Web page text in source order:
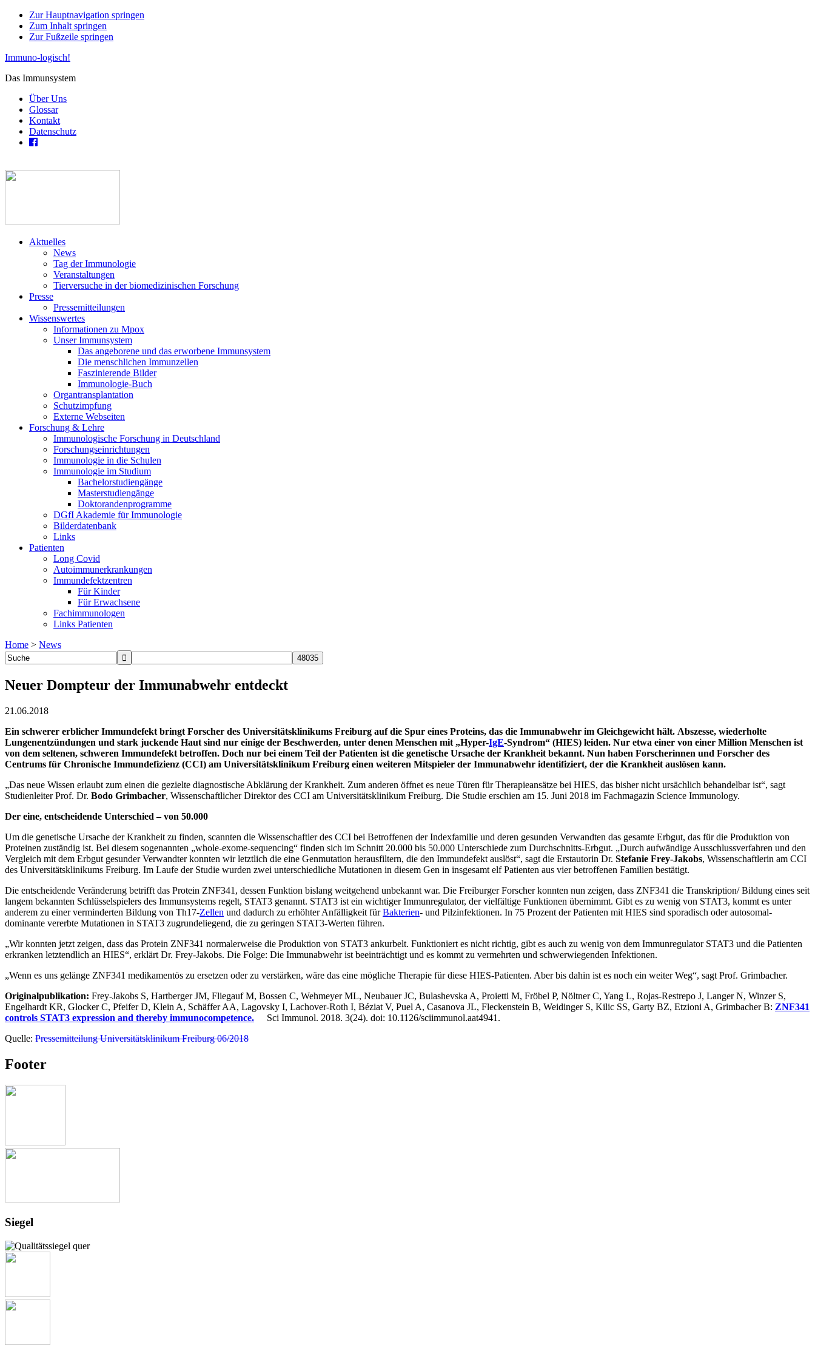
Zur Hauptnavigation springen
Zum Inhalt springen
Zur Fußzeile springen
Immuno-logisch!
Das Immunsystem
Über Uns
Glossar
Kontakt
Datenschutz
Aktuelles
News
Tag der Immunologie
Veranstaltungen
Tierversuche in der biomedizinischen Forschung
Presse
Pressemitteilungen
Wissenswertes
Informationen zu Mpox
Unser Immunsystem
Das angeborene und das erworbene Immunsystem
Die menschlichen Immunzellen
Faszinierende Bilder
Immunologie-Buch
Organtransplantation
Schutzimpfung
Externe Webseiten
Forschung & Lehre
Immunologische Forschung in Deutschland
Forschungseinrichtungen
Immunologie in die Schulen
Immunologie im Studium
Bachelorstudiengänge
Masterstudiengänge
Doktorandenprogramme
DGfI Akademie für Immunologie
Bilderdatenbank
Links
Patienten
Long Covid
Autoimmunerkrankungen
Immundefektzentren
Für Kinder
Für Erwachsene
Fachimmunologen
Links Patienten
Home > News
Neuer Dompteur der Immunabwehr entdeckt
21.06.2018
Ein schwerer erblicher Immundefekt bringt Forscher des Universitätsklinikums Freiburg auf die Spur eines Proteins, das die Immunabwehr im Gleichgewicht hält. Abszesse, wiederholte
Lungenentzündungen und stark juckende Haut sind nur einige der Beschwerden, unter denen Menschen mit „Hyper-IgE-Syndrom“ (HIES) leiden. Nur etwa einer von einer Million Menschen ist
von dem seltenen, schweren Immundefekt betroffen. Doch nur bei einem Teil der Patienten ist die genetische Ursache der Krankheit bekannt. Nun haben Forscherinnen und Forscher des
Centrums für Chronische Immundefizienz (CCI) am Universitätsklinikum Freiburg einen weiteren Mitspieler der Immunabwehr identifiziert, der die Krankheit auslösen kann.
„Das neue Wissen erlaubt zum einen die gezielte diagnostische Abklärung der Krankheit. Zum anderen öffnet es neue Türen für Therapieansätze bei HIES, das bisher nicht ursächlich behandelbar ist“, sagt
Studienleiter Prof. Dr. Bodo Grimbacher, Wissenschaftlicher Direktor des CCI am Universitätsklinikum Freiburg. Die Studie erschien am 15. Juni 2018 im Fachmagazin Science Immunology.
Der eine, entscheidende Unterschied – von 50.000
Um die genetische Ursache der Krankheit zu finden, scannten die Wissenschaftler des CCI bei Betroffenen der Indexfamilie und deren gesunden Verwandten das gesamte Erbgut, das für die Produktion von
Proteinen zuständig ist. Bei diesem sogenannten „whole-exome-sequencing“ finden sich im Schnitt 20.000 bis 50.000 Unterschiede zum Durchschnitts-Erbgut. „Durch aufwändige Ausschlussverfahren und den
Vergleich mit dem Erbgut gesunder Verwandter konnten wir letztlich die eine Genmutation herausfiltern, die den Immundefekt auslöst“, sagt die Erstautorin Dr. Stefanie Frey-Jakobs, Wissenschaftlerin am CCI
des Universitätsklinikums Freiburg. Im Laufe der Studie wurden zwei unterschiedliche Mutationen in diesem Gen in insgesamt elf Patienten aus vier betroffenen Familien bestätigt.
Die entscheidende Veränderung betrifft das Protein ZNF341, dessen Funktion bislang weitgehend unbekannt war. Die Freiburger Forscher konnten nun zeigen, dass ZNF341 die Transkription/ Bildung eines seit
langem bekannten Schlüsselspielers des Immunsystems regelt, STAT3 genannt. STAT3 ist ein wichtiger Immunregulator, der vielfältige Funktionen übernimmt. Gibt es zu wenig von STAT3, kommt es unter
anderem zu einer verminderten Bildung von Th17-Zellen und dadurch zu erhöhter Anfälligkeit fürBakterien- und Pilzinfektionen. In 75 Prozent der Patienten mit HIES sind sporadisch oder autosomal-
dominante vererbte Mutationen in STAT3 zugrundeliegend, die zu geringen STAT3-Werten führen.
„Wir konnten jetzt zeigen, dass das Protein ZNF341 normalerweise die Produktion von STAT3 ankurbelt. Funktioniert es nicht richtig, gibt es auch zu wenig von dem Immunregulator STAT3 und die Patienten
erkranken letztendlich an HIES“, erklärt Dr. Frey-Jakobs. Die Folge: Die Immunabwehr ist beeinträchtigt und es kommt zu vermehrten und schwerwiegenden Infektionen.
„Wenn es uns gelänge ZNF341 medikamentös zu ersetzen oder zu verstärken, wäre das eine mögliche Therapie für diese HIES-Patienten. Aber bis dahin ist es noch ein weiter Weg“, sagt Prof. Grimbacher.
Originalpublikation: Frey-Jakobs S, Hartberger JM, Fliegauf M, Bossen C, Wehmeyer ML, Neubauer JC, Bulashevska A, Proietti M, Fröbel P, Nöltner C, Yang L, Rojas-Restrepo J, Langer N, Winzer S,
Engelhardt KR, Glocker C, Pfeifer D, Klein A, Schäffer AA, Lagovsky I, Lachover-Roth I, Béziat V, Puel A, Casanova JL, Fleckenstein B, Weidinger S, Kilic SS, Garty BZ, Etzioni A, Grimbacher B: ZNF341
controls STAT3 expression and thereby immunocompetence.
Sci Immunol. 2018. 3(24). doi: 10.1126/sciimmunol.aat4941.
Quelle: Pressemitteilung Universitätsklinikum Freiburg 06/2018
Footer
Siegel